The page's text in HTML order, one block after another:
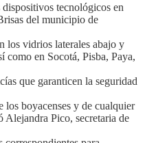
tecnológicos en
del municipio de
los vidrios laterales abajo y
como en Socotá, Pisba, Paya,
que garanticen la seguridad
boyacenses y de cualquier
Alejandra Pico, secretaria de